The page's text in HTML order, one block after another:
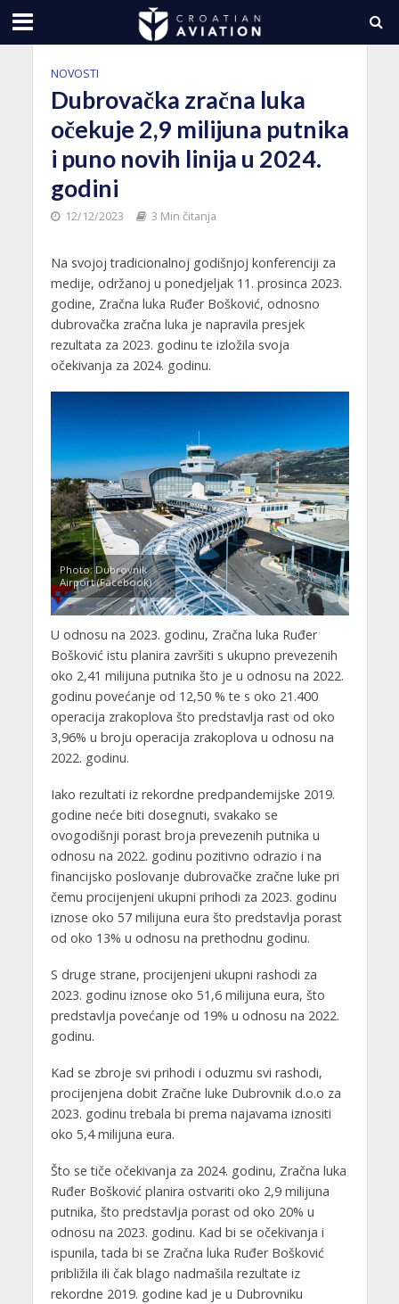
NOVOSTI
Dubrovačka zračna luka
očekuje 2,9 milijuna putnika
i puno novih linija u 2024.
godini
12/12/2023 3 Min čitanja
Na svojoj tradicionalnoj godišnjoj konferenciji za
medije, održanoj u ponedjeljak 11. prosinca 2023.
godine, Zračna luka Ruđer Bošković, odnosno
dubrovačka zračna luka je napravila presjek
rezultata za 2023. godinu te izložila svoja
očekivanja za 2024. godinu.
Photo: Dubrovnik
Airport (Facebook)
U odnosu na 2023. godinu, Zračna luka Ruđer
Bošković istu planira završiti s ukupno prevezenih
oko 2,41 milijuna putnika što je u odnosu na 2022.
godinu povećanje od 12,50 % te s oko 21.400
operacija zrakoplova što predstavlja rast od oko
3,96% u broju operacija zrakoplova u odnosu na
2022. godinu.
Iako rezultati iz rekordne predpandemijske 2019.
godine neće biti dosegnuti, svakako se
ovogodišnji porast broja prevezenih putnika u
odnosu na 2022. godinu pozitivno odrazio i na
financijsko poslovanje dubrovačke zračne luke pri
čemu procijenjeni ukupni prihodi za 2023. godinu
iznose oko 57 milijuna eura što predstavlja porast
od oko 13% u odnosu na prethodnu godinu.
S druge strane, procijenjeni ukupni rashodi za
2023. godinu iznose oko 51,6 milijuna eura, što
predstavlja povećanje od 19% u odnosu na 2022.
godinu.
Kad se zbroje svi prihodi i oduzmu svi rashodi,
procijenjena dobit Zračne luke Dubrovnik d.o.o za
2023. godinu trebala bi prema najavama iznositi
oko 5,4 milijuna eura.
Što se tiče očekivanja za 2024. godinu, Zračna luka
Ruđer Bošković planira ostvariti oko 2,9 milijuna
putnika, što predstavlja porast od oko 20% u
odnosu na 2023. godinu. Kad bi se očekivanja i
ispunila, tada bi se Zračna luka Ruđer Bošković
približila ili čak blago nadmašila rezultate iz
rekordne 2019. godine kad je u Dubrovniku